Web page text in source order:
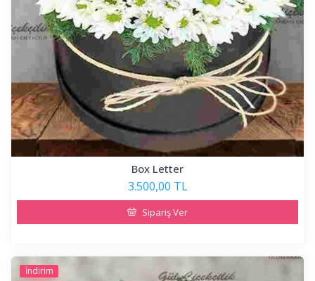
Box Letter
3.500,00 TL
Sipariş Ver
İndirim